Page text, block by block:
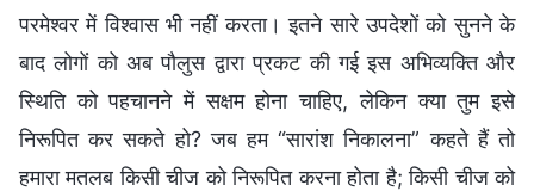
परमेश्वर में विश्वास भी नहीं करता। इतने सारे उपदेशों को सुनने के
बाद लोगों को अब पौलुस द्वारा प्रकट की गई इस अभिव्यक्ति और
स्थिति को पहचानने में सक्षम होना चाहिए, लेकिन क्या तुम इसे
निरूपित कर सकते हो? जब हम “सारांश निकालना” कहते हैं तो
हमारा मतलब किसी चीज को निरूपित करना होता है; किसी चीज को